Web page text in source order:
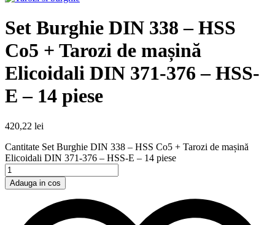
Set Burghie DIN 338 – HSS
Co5 + Tarozi de mașină
Elicoidali DIN 371-376 – HSS-
E – 14 piese
420,22 lei
Cantitate Set Burghie DIN 338 – HSS Co5 + Tarozi de mașină
Elicoidali DIN 371-376 – HSS-E – 14 piese
Adauga in cos